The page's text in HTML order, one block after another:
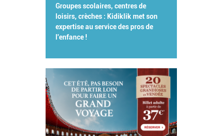
Groupes scolaires, centres de
loisirs, crèches : Kidiklik met son
expertise au service des pros de
l'enfance !